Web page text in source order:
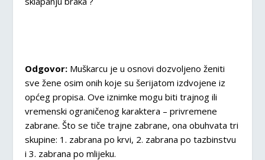
Odgovor: Muškarcu je u osnovi dozvoljeno ženiti
sve žene osim onih koje su šerijatom izdvojene iz
općeg propisa. Ove iznimke mogu biti trajnog ili
vremenski ograničenog karaktera – privremene
zabrane. Što se tiče trajne zabrane, ona obuhvata tri
skupine: 1. zabrana po krvi, 2. zabrana po tazbinstvu
i 3. zabrana po mlijeku.